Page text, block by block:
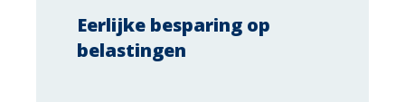
Eerlijke besparing op
belastingen